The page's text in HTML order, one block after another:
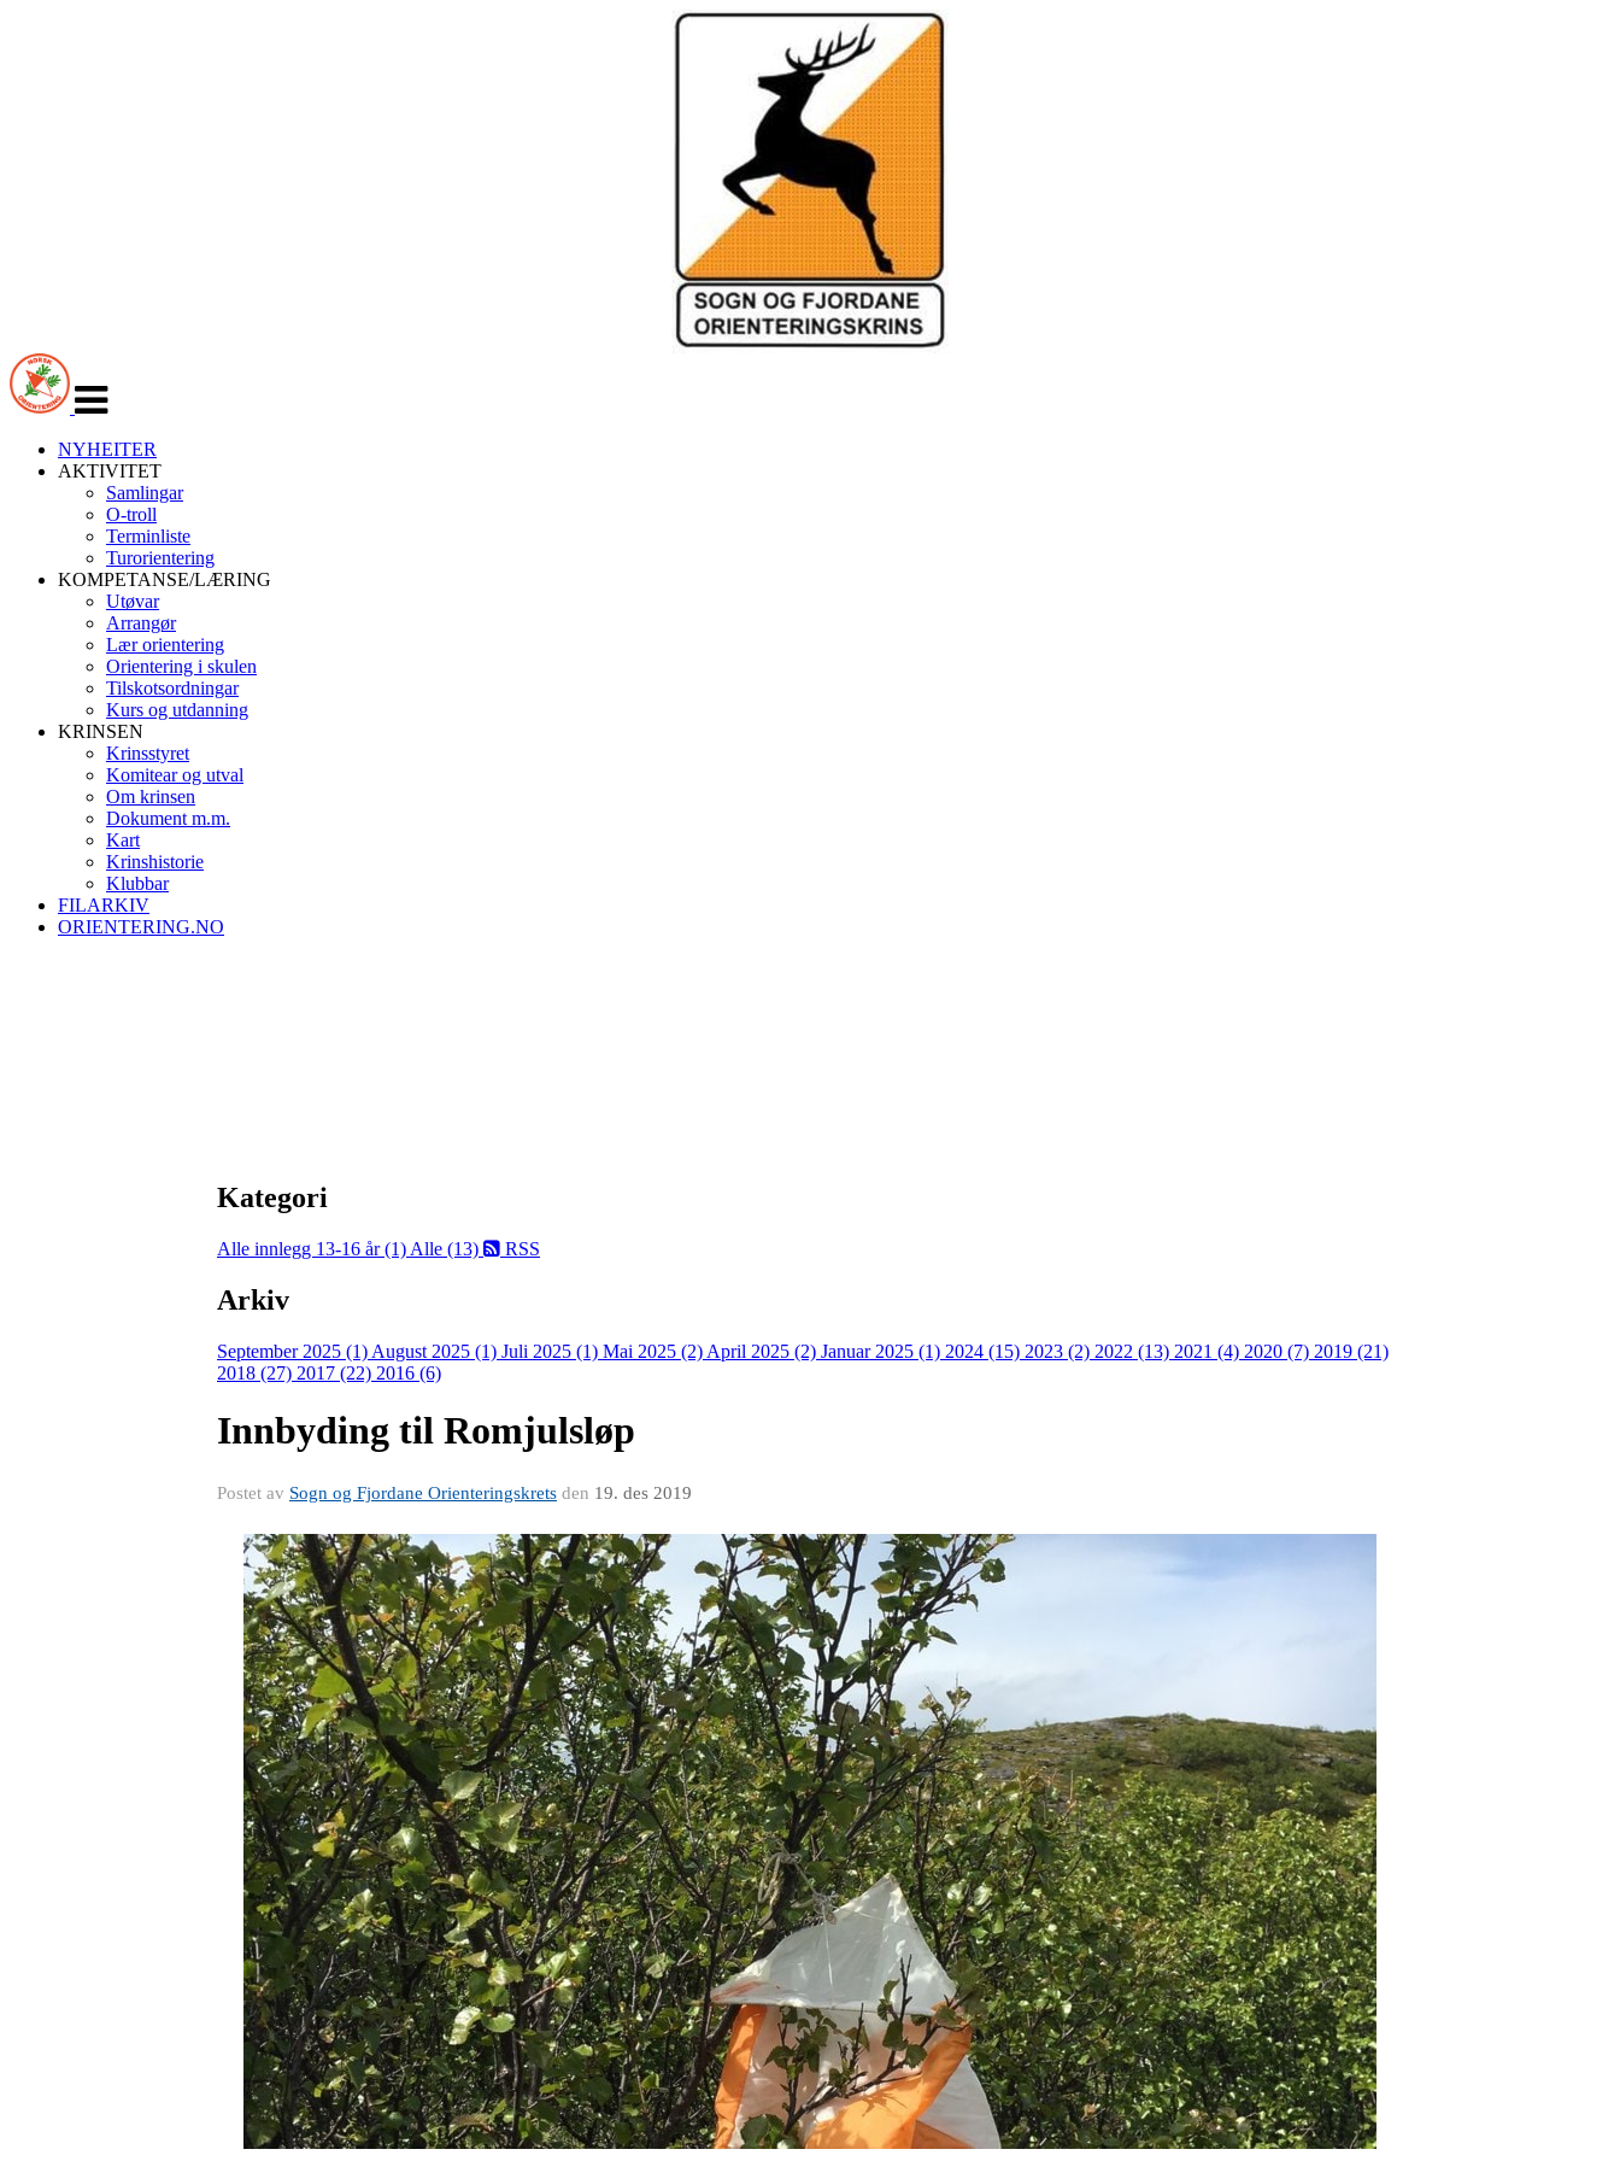
navigasjon
NYHEITER
AKTIVITET
Samlingar
O-troll
Terminliste
Turorientering
KOMPETANSE/LÆRING
Utøvar
Arrangør
Lær orientering
Orientering i skulen
Tilskotsordningar
Kurs og utdanning
KRINSEN
Krinsstyret
Komitear og utval
Om krinsen
Dokument m.m.
Kart
Krinshistorie
Klubbar
FILARKIV
ORIENTERING.NO
Kategori
Alle innlegg 13-16 år (1) Alle (13) RSS
Arkiv
September 2025 (1) August 2025 (1) Juli 2025 (1) Mai 2025 (2) April 2025 (2) Januar 2025 (1) 2024 (15) 2023 (2) 2022 (13) 2021 (4) 2020 (7) 2019 (21)
2018 (27) 2017 (22) 2016 (6)
Innbyding til Romjulsløp
Postet av Sogn og Fjordane Orienteringskrets den 19. des 2019